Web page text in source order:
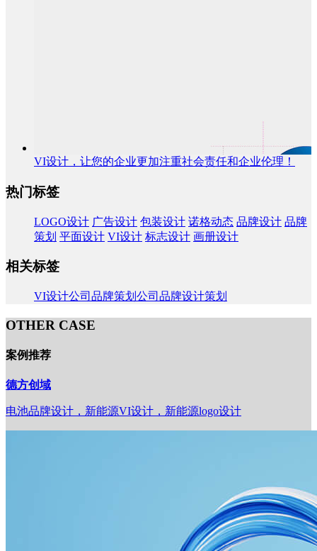
VI设计，让您的企业更加注重社会责任和企业伦理！
热门标签
LOGO设计 广告设计 包装设计 诺格动态 品牌设计 品牌
策划 平面设计 VI设计 标志设计 画册设计
相关标签
VI设计公司 品牌策划公司 品牌设计策划
OTHER CASE
案例推荐
德方创域
电池品牌设计，新能源VI设计，新能源logo设计